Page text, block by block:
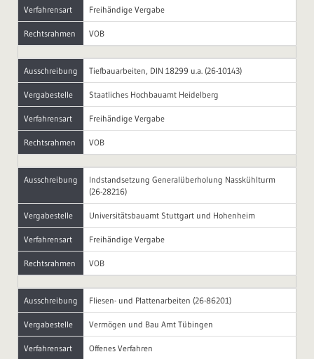
Verfahrensart Freihändige Vergabe
Rechtsrahmen VOB
Ausschreibung Tiefbauarbeiten, DIN 18299 u.a. (26-10143)
Vergabestelle Staatliches Hochbauamt Heidelberg
Verfahrensart Freihändige Vergabe
Rechtsrahmen VOB
Ausschreibung
Indstandsetzung Generalüberholung Nasskühlturm
(26-28216)
Vergabestelle Universitätsbauamt Stuttgart und Hohenheim
Verfahrensart Freihändige Vergabe
Rechtsrahmen VOB
Ausschreibung Fliesen- und Plattenarbeiten (26-86201)
Vergabestelle Vermögen und Bau Amt Tübingen
Verfahrensart Offenes Verfahren